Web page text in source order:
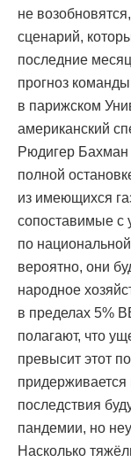
не
сценарий,
последние
прогноз
в парижском
американский
Рюдигер Бахман
полной
из имеющихся
сопоставимые с
по
вероятно, они
народное
в пределах 5%
полагают, что
превысит этот
последствия
пандемии, но
Насколько